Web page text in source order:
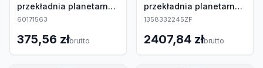
przekładnia planetarna
zewnętrzna
60171563
375,56 złbrutto
przekładnia planetarna
zewnętrzna
1358332245ZF
2407,84 złbrutto